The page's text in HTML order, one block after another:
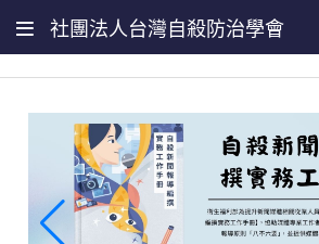
社團法人台灣自殺防治學會